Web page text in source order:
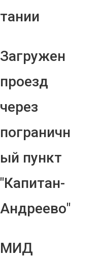
тании
Загружен
проезд
через
пограничн
ый пункт
"Капитан-
Андреево"
МИД